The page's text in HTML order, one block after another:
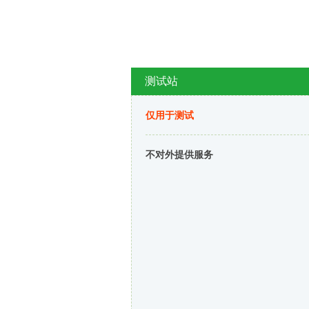
测试站
仅用于测试
不对外提供服务